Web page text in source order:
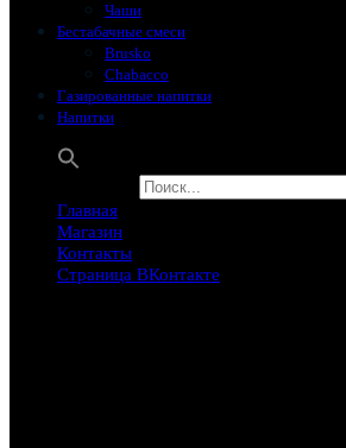
Чаши
Бестабачные смеси
Brusko
Chabacco
Газированные напитки
Напитки
Главная
Магазин
Контакты
Страница ВКонтакте